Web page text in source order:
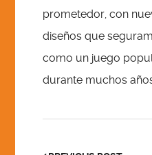
prometedor, con
diseños que
como un juego
durante muchos